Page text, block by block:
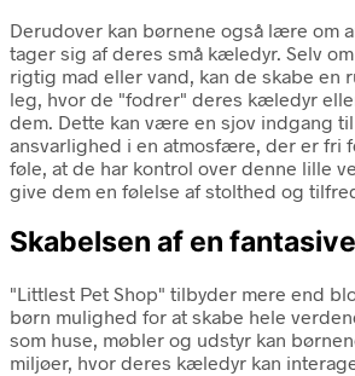
Derudover kan børnene også lære om
tager sig af deres små kæledyr. Selv
rigtig mad eller vand, kan de skabe en
leg, hvor de "fodrer" deres kæledyr
dem. Dette kan være en sjov indgang
ansvarlighed i en atmosfære, der er fri
føle, at de har kontrol over denne lille
give dem en følelse af stolthed og
Skabelsen af en
"Littlest Pet Shop" tilbyder mere end
børn mulighed for at skabe hele
som huse, møbler og udstyr kan
miljøer, hvor deres kæledyr kan